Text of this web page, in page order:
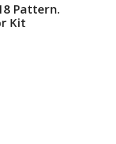
Pattern.
Kit